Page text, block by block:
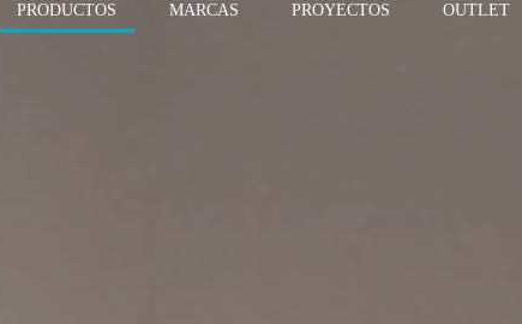
PRODUCTOS MARCAS PROYECTOS OUTLET